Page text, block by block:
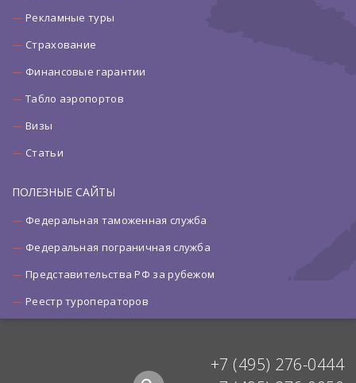
Рекламные туры
Страхование
Финансовые гарантии
Табло аэропортов
Визы
Статьи
ПОЛЕЗНЫЕ САЙТЫ
Федеральная таможенная служба
Федеральная пограничная служба
Представительства РФ за рубежом
Реестр туроператоров
+7 (495) 276-0444